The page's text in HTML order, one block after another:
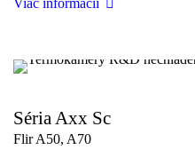
Viac informácií
Séria Axx Sc
Flir A50, A70